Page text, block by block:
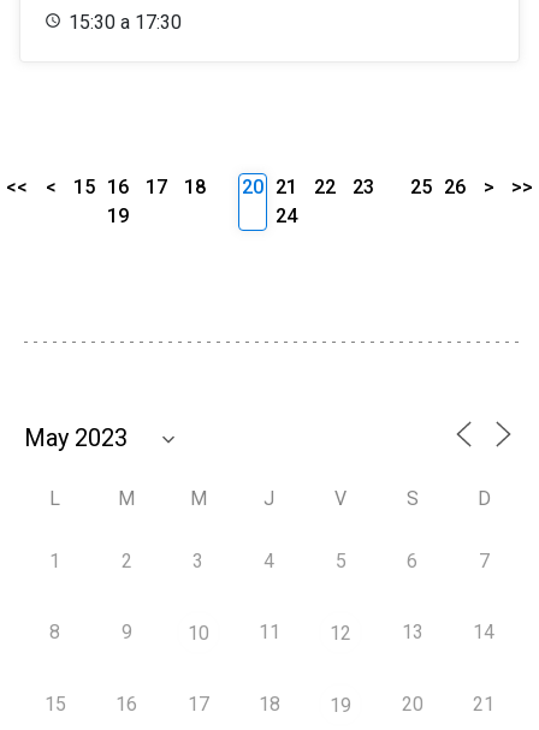
15:30 a 17:30
<< < 15 16 17
18
19
20 21 22
23
24
25 26 > >>
L M M J V S D
1 2 3 4 5 6 7
8 9 10 11 12 13 14
15 16 17 18 19 20 21